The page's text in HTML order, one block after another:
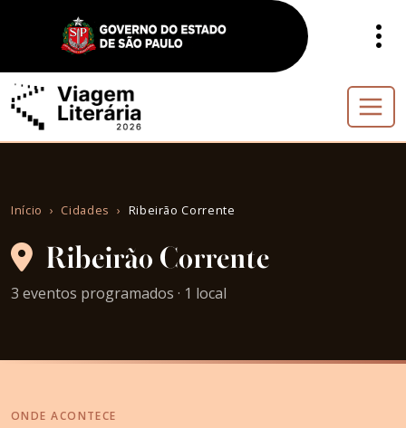
Início Cidades Ribeirão Corrente
Ribeirão Corrente
3 eventos programados · 1 local
ONDE ACONTECE